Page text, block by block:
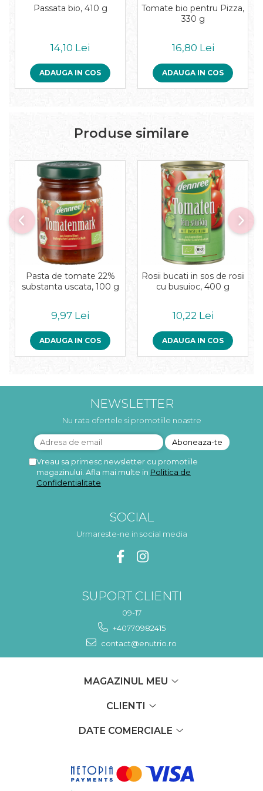
Otet bio
Ulei bio
Ulei de masline bio
Passata bio, 410 g
14,10 Lei
ADAUGA IN COS
Tomate bio pentru Pizza,
330 g
16,80 Lei
ADAUGA IN COS
Produse similare
Pasta de tomate 22%
substanta uscata, 100 g
9,97 Lei
ADAUGA IN COS
Rosii bucati in sos de rosii
cu busuioc, 400 g
10,22 Lei
ADAUGA IN COS
NEWSLETTER
Nu rata ofertele si promotiile noastre
Vreau sa primesc newsletter cu promotiile
magazinului. Afla mai multe in Politica de
Confidentialitate
SOCIAL
Urmareste-ne in social media
SUPORT CLIENTI
09-17
+40770982415
contact@enutrio.ro
MAGAZINUL MEU
CLIENTI
DATE COMERCIALE